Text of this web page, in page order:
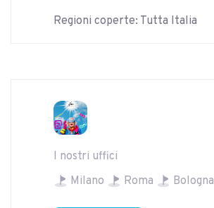
Regioni coperte: Tutta Italia
I nostri uffici
Milano
Roma Bologna